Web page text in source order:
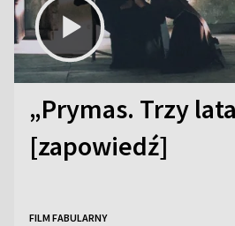
„Prymas. Trzy
[zapowiedź]
FILM FABULARNY